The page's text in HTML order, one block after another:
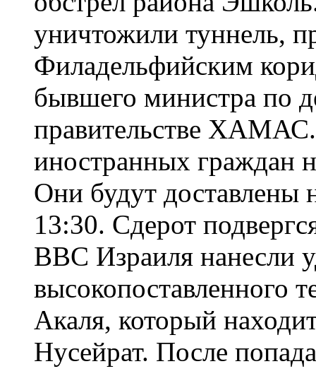
уничтожили туннель,
Филадельфийским
бывшего министра по
правительстве
иностранных граждан
Они будут доставлены
13:30. Сдерот
ВВС Израиля нанесли
Акаля, который
Нусейрат. После